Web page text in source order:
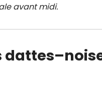
avant midi.